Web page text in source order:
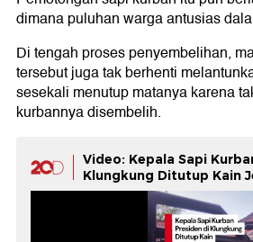
dimana puluhan warga antusias
Di tengah proses penyembelihan,
tersebut juga tak berhenti
sesekali menutup matanya karena
kurbannya disembelih.
Video: Kepala Sapi
Klungkung Ditutup Kain